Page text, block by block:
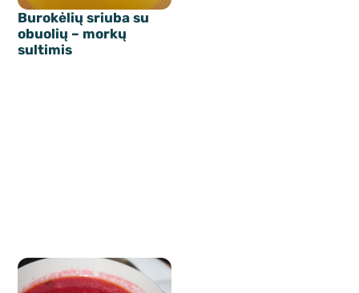
Burokėlių sriuba su
obuolių – morkų
sultimis